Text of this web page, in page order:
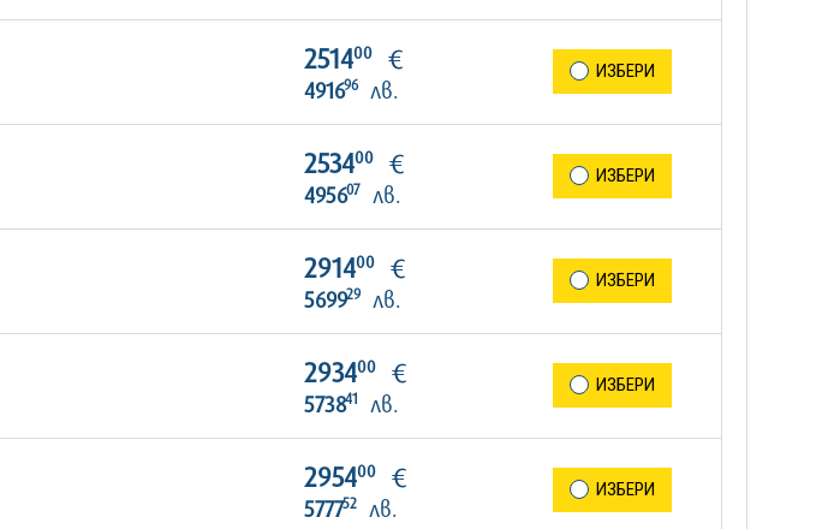
251400€
491696лв.
ИЗБЕРИ
253400€
495607лв.
ИЗБЕРИ
291400€
569929лв.
ИЗБЕРИ
293400€
573841 лв.
ИЗБЕРИ
295400€
577752лв.
ИЗБЕРИ